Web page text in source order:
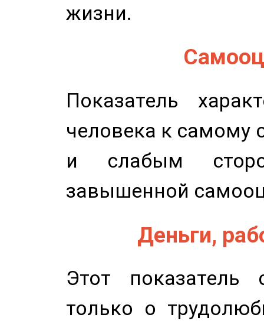
жизни.
Показатель
человека к самому
и слабым
завышенной
Деньги,
Этот показатель
только о